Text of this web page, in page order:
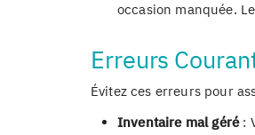
occasion manquée.
Erreurs
Évitez ces erreurs pour
Inventaire mal géré: